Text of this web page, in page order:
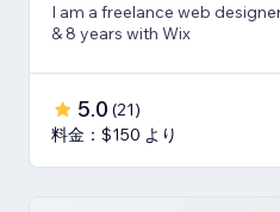
I am a freelance web
& 8 years with Wix
5.0 (21)
料金：$150 より